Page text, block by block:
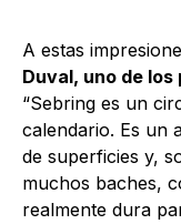
A estas
Duval, uno de
“Sebring es un
calendario. Es un
de superficies y,
muchos baches,
realmente dura